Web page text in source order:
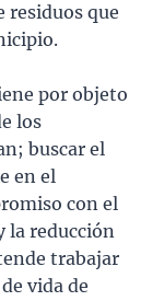
residuos que
por objeto
los
buscar el
en el
con el
la reducción
trabajar
vida de